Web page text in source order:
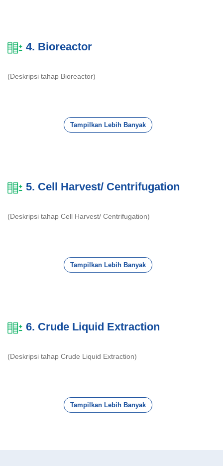
4. Bioreactor
(Deskripsi tahap Bioreactor)
Tampilkan Lebih Banyak
5. Cell Harvest/ Centrifugation
(Deskripsi tahap Cell Harvest/ Centrifugation)
Tampilkan Lebih Banyak
6. Crude Liquid Extraction
(Deskripsi tahap Crude Liquid Extraction)
Tampilkan Lebih Banyak